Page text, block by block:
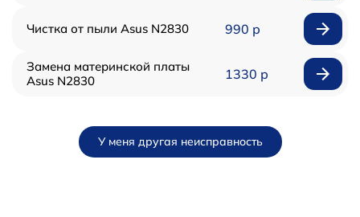
Чистка от пыли Asus N2830 990 р
Замена материнской платы
Asus N2830
1330 р
У меня другая неисправность